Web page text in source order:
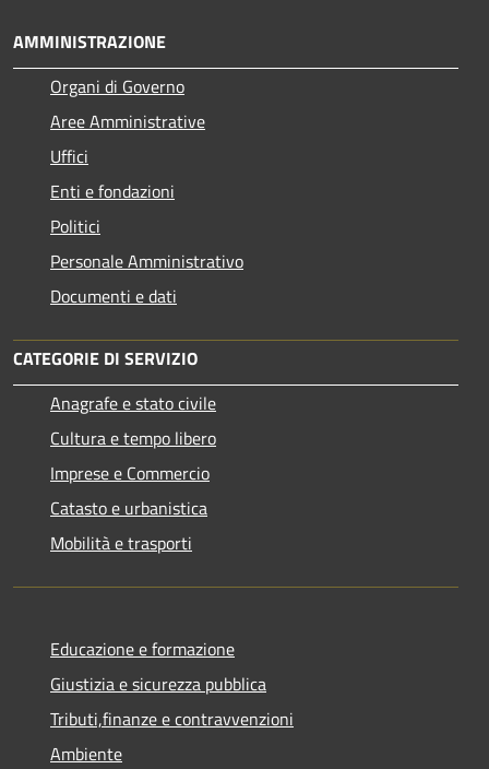
AMMINISTRAZIONE
Organi di Governo
Aree Amministrative
Uffici
Enti e fondazioni
Politici
Personale Amministrativo
Documenti e dati
CATEGORIE DI SERVIZIO
Anagrafe e stato civile
Cultura e tempo libero
Imprese e Commercio
Catasto e urbanistica
Mobilità e trasporti
Educazione e formazione
Giustizia e sicurezza pubblica
Tributi,finanze e contravvenzioni
Ambiente